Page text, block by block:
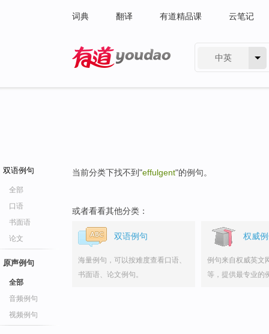
词典 翻译 有道精品课 云笔记
中英
双语例句
全部
口语
书面语
论文
原声例句
全部
音频例句
视频例句
当前分类下找不到"effulgent"的例句。
或者看看其他分类：
双语例句
海量例句，可以按难度查看口语、
书面语、论文例句。
权威
例句来自权威英文
等，提供最专业的